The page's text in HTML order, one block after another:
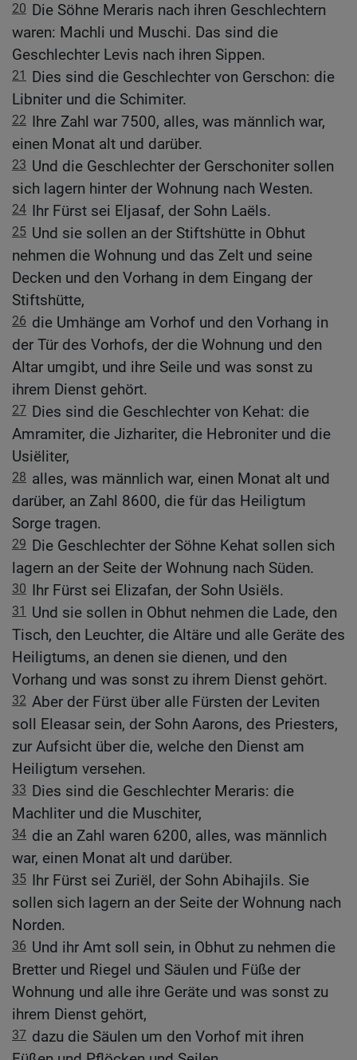
20 Die Söhne Meraris nach ihren Geschlechtern
waren: Machli und Muschi. Das sind die
Geschlechter Levis nach ihren Sippen.
21
Dies sind die Geschlechter von Gerschon: die
Libniter und die Schimiter.
22 Ihre Zahl war 7500, alles, was männlich war,
einen Monat alt und darüber.
23 Und die Geschlechter der Gerschoniter sollen
sich lagern hinter der Wohnung nach Westen.
24 Ihr Fürst sei Eljasaf, der Sohn Laëls.
25 Und sie sollen an der Stiftshütte in Obhut
nehmen die Wohnung und das Zelt und seine
Decken und den Vorhang in dem Eingang der
Stiftshütte,
26 die Umhänge am Vorhof und den Vorhang in
der Tür des Vorhofs, der die Wohnung und den
Altar umgibt, und ihre Seile und was sonst zu
ihrem Dienst gehört.
27 Dies sind die Geschlechter von Kehat: die
Amramiter, die Jizhariter, die Hebroniter und die
Usiëliter,
28 alles, was männlich war, einen Monat alt und
darüber, an Zahl 8600, die für das Heiligtum
Sorge tragen.
29 Die Geschlechter der Söhne Kehat sollen sich
lagern an der Seite der Wohnung nach Süden.
30 Ihr Fürst sei Elizafan, der Sohn Usiëls.
31
Und sie sollen in Obhut nehmen die Lade, den
Tisch, den Leuchter, die Altäre und alle Geräte des
Heiligtums, an denen sie dienen, und den
Vorhang und was sonst zu ihrem Dienst gehört.
32 Aber der Fürst über alle Fürsten der Leviten
soll Eleasar sein, der Sohn Aarons, des Priesters,
zur Aufsicht über die, welche den Dienst am
Heiligtum versehen.
33 Dies sind die Geschlechter Meraris: die
Machliter und die Muschiter,
34 die an Zahl waren 6200, alles, was männlich
war, einen Monat alt und darüber.
35 Ihr Fürst sei Zuriël, der Sohn Abihajils. Sie
sollen sich lagern an der Seite der Wohnung nach
Norden.
36 Und ihr Amt soll sein, in Obhut zu nehmen die
Bretter und Riegel und Säulen und Füße der
Wohnung und alle ihre Geräte und was sonst zu
ihrem Dienst gehört,
37 dazu die Säulen um den Vorhof mit ihren